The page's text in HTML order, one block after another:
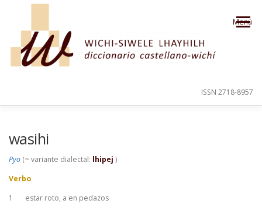
Saltar al contenido
Menú
ISSN 2718-8957
wasihi
Pyo (~ variante dialectal: lhipej )
Verbo
1
estar roto, a en pedazos